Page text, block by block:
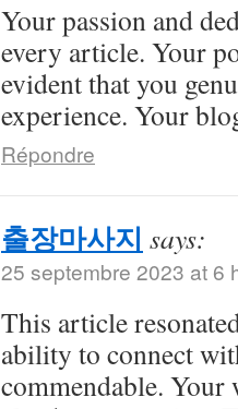
Your passion and
every article. Your
evident that you
experience. Your
Répondre
출장마사지 says:
25 septembre 2023 at 6
This article
ability to connect
commendable.